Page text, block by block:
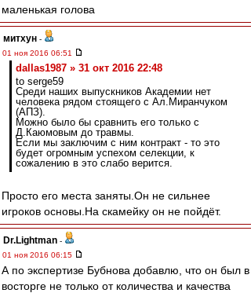
маленькая голова
митхун -
01 ноя 2016 06:51
dallas1987 » 31 окт 2016 22:48
to serge59
Среди наших выпускников Академии нет
человека рядом стоящего с Ал.Миранчуком
(АПЗ).
Можно было бы сравнить его только с
Д.Каюмовым до травмы.
Если мы заключим с ним контракт - то это
будет огромным успехом селекции, к
сожалению в это слабо верится.
Просто его места заняты.Он не сильнее
игроков основы.На скамейку он не пойдёт.
Dr.Lightman -
01 ноя 2016 06:15
А по экспертизе Бубнова добавлю, что он был в
восторге не только от количества и качества